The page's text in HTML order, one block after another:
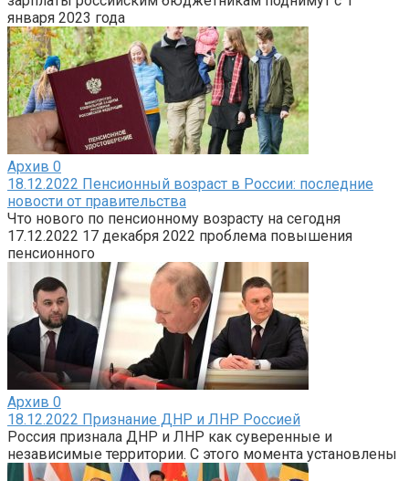
января 2023 года
Архив 0
18.12.2022 Пенсионный возраст в России: последние
новости от правительства
Что нового по пенсионному возрасту на сегодня
17.12.2022 17 декабря 2022 проблема повышения
пенсионного
Архив 0
18.12.2022 Признание ДНР и ЛНР Россией
Россия признала ДНР и ЛНР как суверенные и
независимые территории. С этого момента установлены